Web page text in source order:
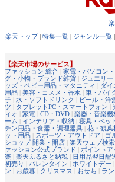
楽天トップ| 特集一覧 | ジャンル一覧 |
【楽天市場のサービス】
ファッション 総合 | 家電・パソコン
グ・小物・ブランド雑貨 | ジュエリー
ッズ・ベビー用品・マタニティ | ダイ
用品 | 美容・コスメ・香水 | 車・バイ
子 | 水・ソフトドリンク | ビール・洋
ツ | タブレットPC・スマートフォン |
ィオ | 家電 | CD・DVD | 楽器・音楽機
ーム | インテリア・収納 | 寝具・ベッ
チン用品・食器・調理器具 | 花・観葉
ット用品 | スポーツ・アウトドア | ゴ
ショップ 開業・開店 | 楽天ウェブ検索
ァッション公式ブランド | ポイントア
楽 | 楽天ふるさと納税 | 日用品翌日配
初売り | バレンタイン | ホワイトデー |
ン | お歳暮 | クリスマス | おせち | ラ